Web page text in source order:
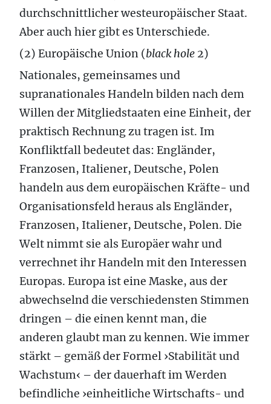
durchschnittlicher westeuropäischer Staat.
Aber auch hier gibt es Unterschiede.
(2) Europäische Union (black hole 2)
Nationales, gemeinsames und
supranationales Handeln bilden nach dem
Willen der Mitgliedstaaten eine Einheit, der
praktisch Rechnung zu tragen ist. Im
Konfliktfall bedeutet das: Engländer,
Franzosen, Italiener, Deutsche, Polen
handeln aus dem europäischen Kräfte- und
Organisationsfeld heraus als Engländer,
Franzosen, Italiener, Deutsche, Polen. Die
Welt nimmt sie als Europäer wahr und
verrechnet ihr Handeln mit den Interessen
Europas. Europa ist eine Maske, aus der
abwechselnd die verschiedensten Stimmen
dringen – die einen kennt man, die
anderen glaubt man zu kennen. Wie immer
stärkt – gemäß der Formel ›Stabilität und
Wachstum‹ – der dauerhaft im Werden
befindliche ›einheitliche Wirtschafts- und